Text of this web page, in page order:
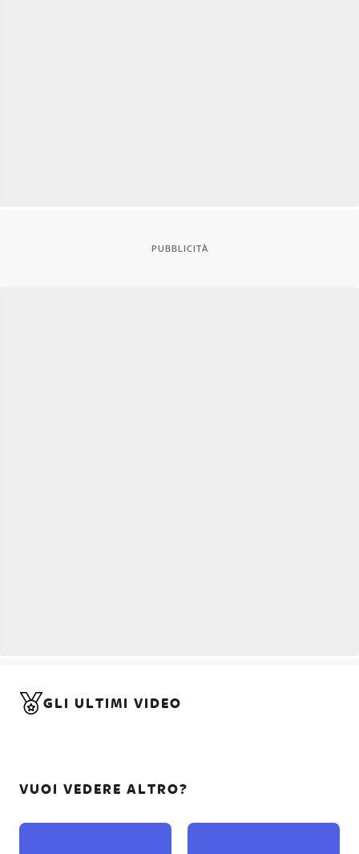
PUBBLICITÀ
GLI ULTIMI VIDEO
VUOI VEDERE ALTRO?